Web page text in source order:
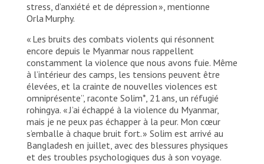
stress, d’anxiété et de dépression », mentionne
Orla Murphy.
« Les bruits des combats violents qui résonnent
encore depuis le Myanmar nous rappellent
constamment la violence que nous avons fuie. Même
à l’intérieur des camps, les tensions peuvent être
élevées, et la crainte de nouvelles violences est
omniprésente”, raconte Solim*, 21 ans, un réfugié
rohingya. « J’ai échappé à la violence du Myanmar,
mais je ne peux pas échapper à la peur. Mon cœur
s’emballe à chaque bruit fort. » Solim est arrivé au
Bangladesh en juillet, avec des blessures physiques
et des troubles psychologiques dus à son voyage.